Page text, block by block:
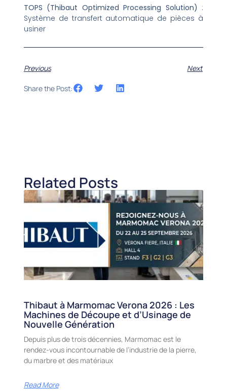
TOPS (Thibaut Optimized Processing Solution) :
Système de transfert automatique de pièces à
usiner
Previous Next
Share the Post:
Related Posts
Thibaut à Marmomac Verona 2026 : Les
Machines de Découpe et d’Usinage de
Nouvelle Génération
Depuis plus de trois décennies, Marmomac est le
rendez-vous incontournable de l’industrie de la pierre,
du marbre et des matériaux
Read More